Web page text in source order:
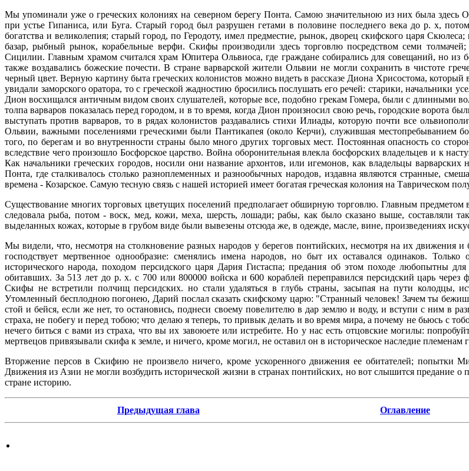
Мы упоминали уже о греческих колониях на северном берегу Понта. Самою значительною из них была здесь
при устье Гипаниса, или Буга. Старый город был разрушен гетами в половине последнего века до р. х,
богатства и великолепия; старый город, по Геродоту, имел предместие, рынок, дворец скифского царя
базар, рыбный рынок, корабельные верфи. Скифы производили здесь торговлю посредством семи
Сицилии. Главным храмом считался храм Юпитера Ольвиоса, где граждане собирались для совещаний, но из
также воздавались божеские почести. В стране варварской жители Ольвии не могли сохранить в чистоте
черный цвет. Верную картину быта греческих колонистов можно видеть в рассказе Диона Хрисостома,
увидали заморского оратора, то с греческой жадностию бросились послушать его речей: старики, начальники
Дион восхищался античным видом своих слушателей, которые все, подобно грекам Гомера, были с длинными
толпа варваров показалась перед городом, и в то время, когда Дион произносил свою речь, городские ворота
выступать против варваров, то в рядах колонистов раздавались стихи Илиады, которую почти все
Ольвии, важными поселениями греческими были Пантикапея (около Керчи), служившая местопребыванием
того, по берегам и во внутренности страны было много других торговых мест. Постоянная опасность со
вследствие чего произошло Босфорское царство. Война оборонительная влекла босфорских владельцев и к
Как начальники греческих городов, носили они название архонтов, или игемонов, как владельцы
Понта, где сталкивалось столько разноплеменных и разнообычных народов, издавна являются странные,
времена - Козарское. Самую тесную связь с нашей историей имеет богатая греческая колония на Таврическом
Существование многих торговых цветущих поселений предполагает обширную торговлю. Главным предметом
следовала рыба, потом - воск, мед, кожи, меха, шерсть, лошади; рабы, как было сказано выше, составляли
выделанных кожах, которые в грубом виде были вывезены отсюда же, в одежде, масле, вине, произведениях
Мы видели, что, несмотря на столкновение разных народов у берегов понтийских, несмотря на их движения
господствует мертвенное однообразие: сменялись имена народов, но быт их оставался одинаков.
исторического народа, походом персидского царя Дария Гистаспа; предания об этом походе любопытны
обитавших. За 513 лет до р. х. с 700 или 800000 войска и 600 кораблей переправился персидский царь
Скифы не встретили полчищ персидских. но стали удаляться в глубь страны, засыпая на пути колодцы,
Утомленный бесплодною погонею, Дарий послал сказать скифскому царю: "Странный человек! Зачем ты
стой и бейся, если же нет, то остановись, поднеси своему повелителю в дар землю и воду, и вступи с ним в
страха, не побегу и перед тобою; что делаю я теперь, то привык делать и во время мира, а почему не бьюсь с
нечего биться с вами из страха, что вы их завоюете или истребите. Но у нас есть отцовские могилы:
мертвецов привязывали скифа к земле, и ничего, кроме могил, не оставил он в историческое наследие
Вторжение персов в Скифию не произвело ничего, кроме ускоренного движения ее обитателей; попытки
Движения из Азии не могли возбудить исторической жизни в странах понтийских, но вот слышится
стране историю.
Предыдущая глава Оглавление